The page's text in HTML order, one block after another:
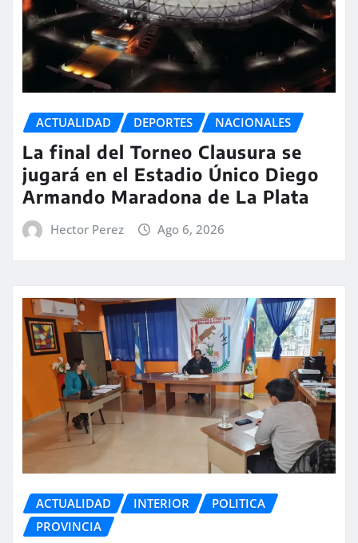
ACTUALIDAD DEPORTES NACIONALES
La final del Torneo Clausura se
jugará en el Estadio Único Diego
Armando Maradona de La Plata
Hector Perez Ago 6, 2026
ACTUALIDAD INTERIOR
POLITICA
PROVINCIA